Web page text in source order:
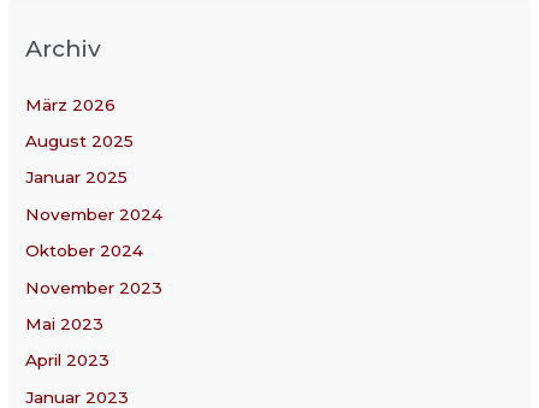
Archiv
März 2026
August 2025
Januar 2025
November 2024
Oktober 2024
November 2023
Mai 2023
April 2023
Januar 2023